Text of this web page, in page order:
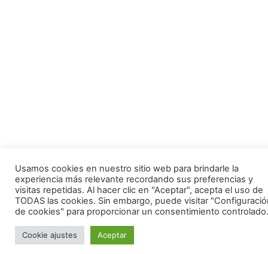
Usamos cookies en nuestro sitio web para brindarle la
experiencia más relevante recordando sus preferencias y
visitas repetidas. Al hacer clic en "Aceptar", acepta el uso de
TODAS las cookies. Sin embargo, puede visitar
de cookies" para proporcionar un consentimiento
Cookie ajustes Aceptar